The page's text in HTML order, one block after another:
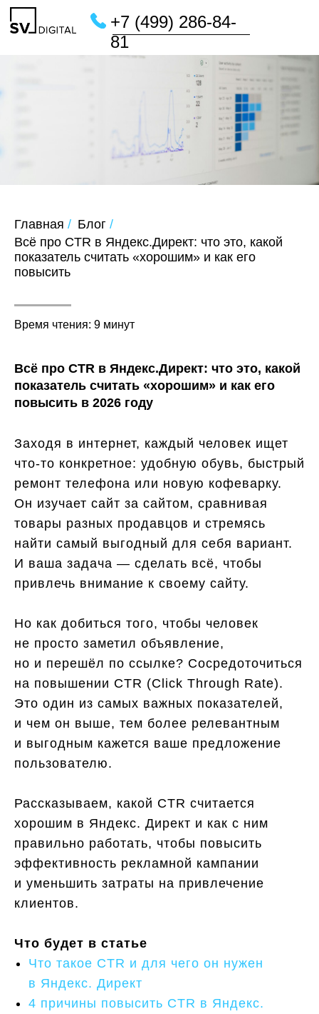
+7 (499) 286-84-
Главная / Блог /
Всё про CTR в Яндекс.Директ: что это, какой
показатель считать «хорошим» и как его
повысить
Время чтения: 9 минут
Всё про CTR в Яндекс.Директ: что это, какой
показатель считать «хорошим» и как его
повысить в 2026 году
Заходя в интернет, каждый человек ищет
что-то конкретное: удобную обувь, быстрый
ремонт телефона или новую кофеварку.
Он изучает сайт за сайтом, сравнивая
товары разных продавцов и стремясь
найти самый выгодный для себя вариант.
И ваша задача — сделать всё, чтобы
привлечь внимание к своему сайту.
Но как добиться того, чтобы человек
не просто заметил объявление,
но и перешёл по ссылке? Сосредоточиться
на повышении CTR (Click Through Rate).
Это один из самых важных показателей,
и чем он выше, тем более релевантным
и выгодным кажется ваше предложение
пользователю.
Рассказываем, какой CTR считается
хорошим в Яндекс. Директ и как с ним
правильно работать, чтобы повысить
эффективность рекламной кампании
и уменьшить затраты на привлечение
клиентов.
Что будет в статье
Что такое CTR и для чего он нужен
в Яндекс. Директ
4 причины повысить CTR в Яндекс.